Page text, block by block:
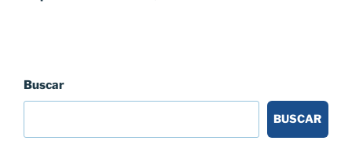
Buscar
BUSCAR